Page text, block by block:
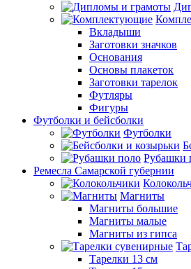
Вкладыши
Заготовки значков
Основания
Основы плакеток
Заготовки тарелок
Футляры
Фигуры
Футболки и бейсболки
Футболки
Рубашки
Ремесла Самарской губернии
Магниты
Магниты большие
Магниты малые
Магниты из гипса
Тарелки 13 см